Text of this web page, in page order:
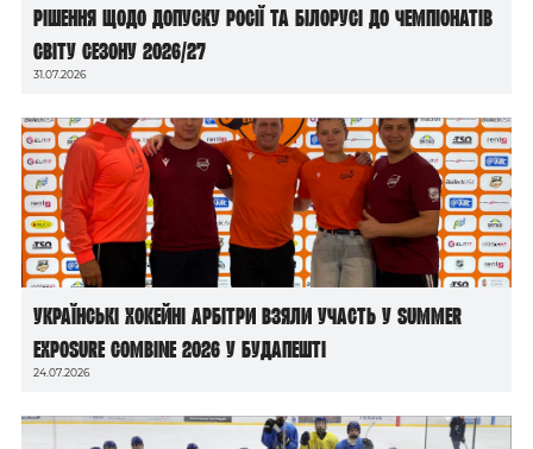
рішення щодо допуску росії та білорусі до чемпіонатів
світу сезону 2026/27
31.07.2026
Українські хокейні арбітри взяли участь у Summer
Exposure Combine 2026 у Будапешті
24.07.2026